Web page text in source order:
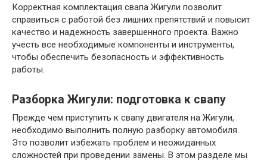
Корректная комплектация свапа Жигули позволит
справиться с работой без лишних препятствий и повысит
качество и надежность завершенного проекта. Важно
учесть все необходимые компоненты и инструменты,
чтобы обеспечить безопасность и эффективность
работы.
Разборка Жигули: подготовка к свапу
Прежде чем приступить к свапу двигателя на Жигули,
необходимо выполнить полную разборку автомобиля.
Это позволит избежать проблем и неожиданных
сложностей при проведении замены. В этом разделе мы